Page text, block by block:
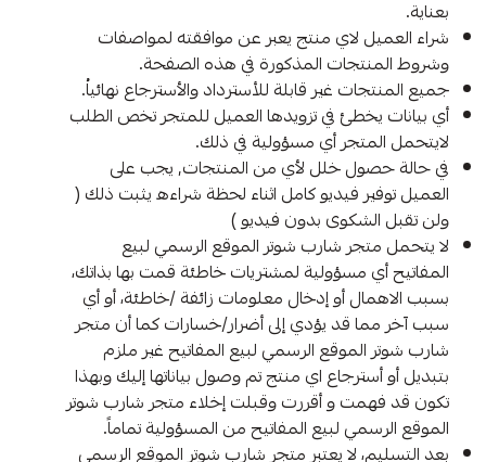
بعناية.
شراء العميل لاي منتج يعبر عن موافقته لمواصفات
وشروط المنتجات المذكورة في هذه الصفحة.
جميع المنتجات غير قابلة للأسترداد والأسترجاع نهائياُ.
أي بيانات يخطئ في تزويدها العميل للمتجر تخص الطلب
لايتحمل المتجر أي مسؤولية في ذلك.
في حالة حصول خلل لأي من المنتجات, يجب على
العميل توفير فيديو كامل اثناء لحظة شراءه يثبت ذلك (
ولن تقبل الشكوى بدون فيديو )
لا يتحمل متجر شارب شوتر الموقع الرسمي لبيع
المفاتيح أي مسؤولية لمشتريات خاطئة قمت بها بذاتك،
بسبب الاهمال أو إدخال معلومات زائفة /خاطئة، أو أي
سبب آخر مما قد يؤدي إلى أضرار/خسارات كما أن متجر
شارب شوتر الموقع الرسمي لبيع المفاتيح غير ملزم
بتبديل أو أسترجاع اي منتج تم وصول بياناتها إليك وبهذا
تكون قد فهمت و أقررت وقبلت إخلاء متجر شارب شوتر
الموقع الرسمي لبيع المفاتيح من المسؤولية تماماً.
بعد التسليم، لا يعتبر متجر شارب شوتر الموقع الرسمي